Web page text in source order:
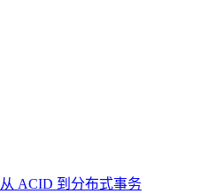
ACID 到分布式事务